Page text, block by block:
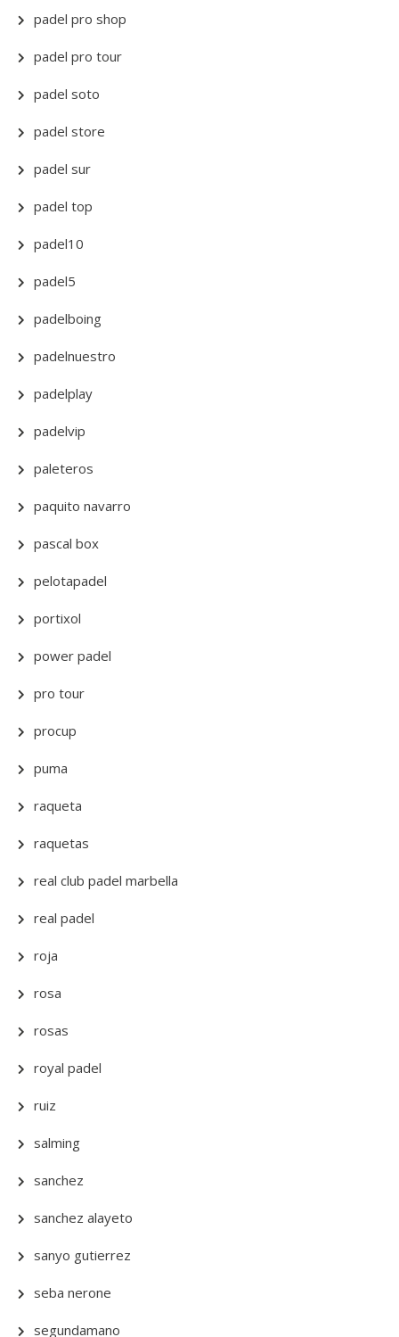
padel pro shop
padel pro tour
padel soto
padel store
padel sur
padel top
padel10
padel5
padelboing
padelnuestro
padelplay
padelvip
paleteros
paquito navarro
pascal box
pelotapadel
portixol
power padel
pro tour
procup
puma
raqueta
raquetas
real club padel marbella
real padel
roja
rosa
rosas
royal padel
ruiz
salming
sanchez
sanchez alayeto
sanyo gutierrez
seba nerone
segundamano